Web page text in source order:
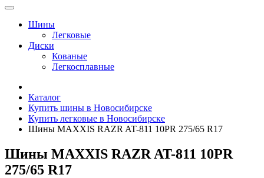
Шины
Легковые
Диски
Кованые
Легкосплавные
Каталог
Купить шины в Новосибирске
Купить легковые в Новосибирске
Шины MAXXIS RAZR AT-811 10PR 275/65 R17
Шины MAXXIS RAZR AT-811 10PR
275/65 R17